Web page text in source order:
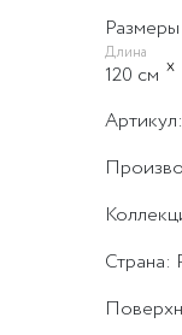
Размеры
Длина
120 cм
Страна: